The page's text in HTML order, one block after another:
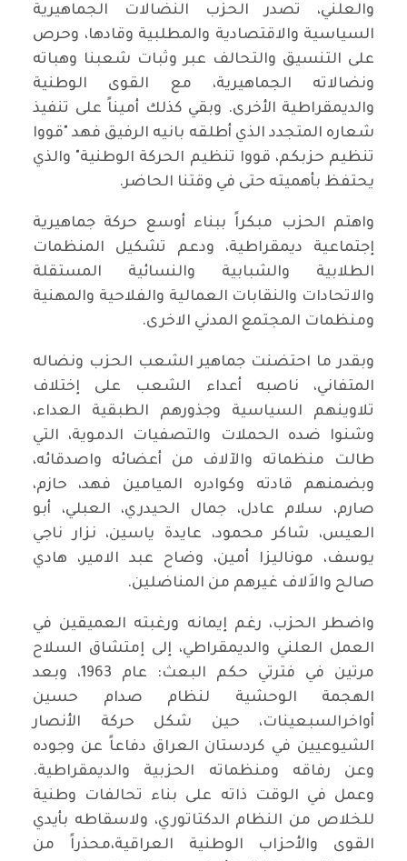
والعلني، تصدر الحزب النضالات الجماهيرية
السياسية والاقتصادية والمطلبية وقادها، وحرص
على التنسيق والتحالف عبر وثبات شعبنا وهباته
ونضالاته الجماهيرية، مع القوى الوطنية
والديمقراطية الأخرى. وبقي كذلك أميناً على تنفيذ
شعاره المتجدد الذي أطلقه بانيه الرفيق فهد "قووا
تنظيم حزبكم، قووا تنظيم الحركة الوطنية" والذي
يحتفظ بأهميته حتى في وقتنا الحاضر.
واهتم الحزب مبكراً ببناء أوسع حركة جماهيرية
إجتماعية ديمقراطية، ودعم تشكيل المنظمات
الطلابية والشبابية والنسائية المستقلة
والاتحادات والنقابات العمالية والفلاحية والمهنية
ومنظمات المجتمع المدني الاخرى.
وبقدر ما احتضنت جماهير الشعب الحزب ونضاله
المتفاني، ناصبه أعداء الشعب على إختلاف
تلاوينهم السياسية وجذورهم الطبقية العداء،
وشنوا ضده الحملات والتصفيات الدموية، التي
طالت منظماته والآلاف من أعضائه واصدقائه،
وبضمنهم قادته وكوادره الميامين فهد، حازم،
صارم، سلام عادل، جمال الحيدري، العبلي، أبو
العيس، شاكر محمود، عايدة ياسين، نزار ناجي
يوسف، موناليزا أمين، وضاح عبد الامير، هادي
صالح والاَلاف غيرهم من المناضلين.
واضطر الحزب، رغم إيمانه ورغبته العميقين في
العمل العلني والديمقراطي، إلى إمتشاق السلاح
مرتين في فترتي حكم البعث: عام 1963، وبعد
الهجمة الوحشية لنظام صدام حسين
أواخرالسبعينات، حين شكل حركة الأنصار
الشيوعيين في كردستان العراق دفاعاً عن وجوده
وعن رفاقه ومنظماته الحزبية والديمقراطية.
وعمل في الوقت ذاته على بناء تحالفات وطنية
للخلاص من النظام الدكتاتوري، ولاسقاطه بأيدي
القوى والأحزاب الوطنية العراقية،محذراً من